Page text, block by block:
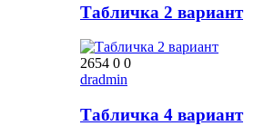
Табличка 2 вариант
2654 0 0
dradmin
Табличка 4 вариант